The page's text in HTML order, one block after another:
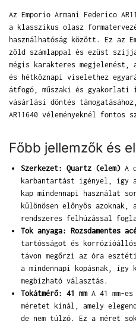
Az Emporio Armani Federico
a klasszikus olasz
használhatóság között. Ez az
zöld számlappal és ezüst
mégis karakteres
és hétköznapi viselethez
átfogó, műszaki és gyakorlati
vásárlási döntés
AR11640 véleményeknél fontos
Főbb jellemzők és
Szerkezet: Quartz (elem) A
karbantartást igényel, így
kap mindennapi használat
különösen előnyös azoknak,
rendszeres felhúzással
Tok anyaga: Rozsdamentes
tartósságot és
távon megőrzi az óra
a mindennapi kopásnak, így
megbízható választás.
Tokátmérő: 41 mmA 41 mm-
méretet kínál, amely
de nem túlzó. Ez a méret